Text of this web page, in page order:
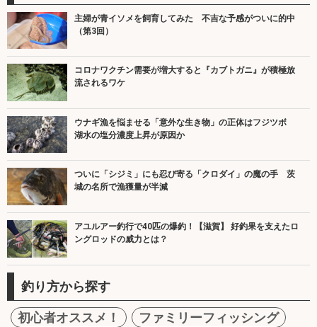
主婦が青イソメを飼育してみた 不吉な予感がついに的中
（第3回）
コロナワクチン需要が増大すると『カブトガニ』が積極放
流されるワケ
ウナギ漁を悩ませる「意外な生き物」の正体はフジツボ
湖水の塩分濃度上昇が原因か
ついに「シジミ」にも忍び寄る「クロダイ」の魔の手 茨
城の名所で漁獲量が半減
アユルアー釣行で40匹の爆釣！【滋賀】 好釣果を支えたロ
ングロッドの威力とは？
釣り方から探す
初心者オススメ！
ファミリーフィッシング